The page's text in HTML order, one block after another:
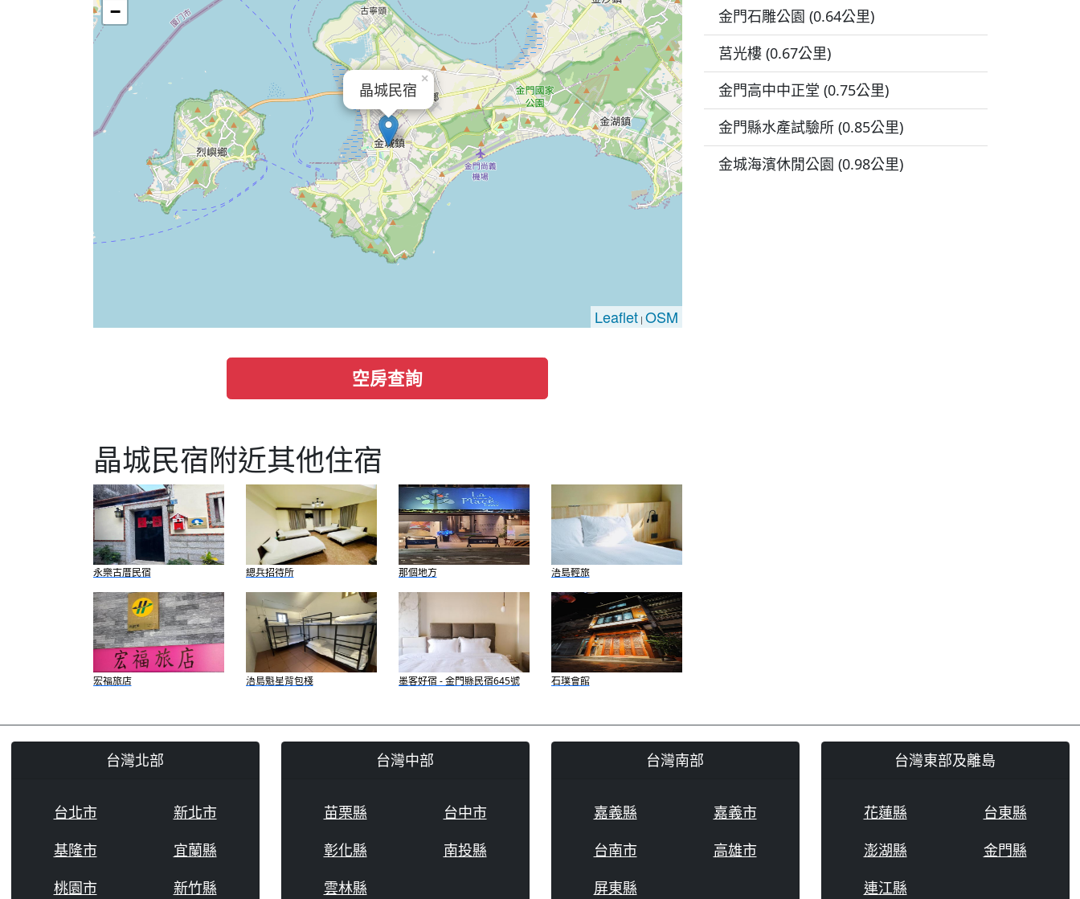
晶城民宿
×
−
Leaflet| OSM
空房查詢
晶城民宿附近其他住宿
永樂古厝民宿 總兵招待所 那個地方 浯島輕旅
宏福旅店 浯島魁星背包棧 墨客好宿 - 金門縣民宿645號 石璞會館
金門石雕公園 (0.64公里)
莒光樓 (0.67公里)
金門高中中正堂 (0.75公里)
金門縣水產試驗所 (0.85公里)
金城海濱休閒公園 (0.98公里)
台灣北部
台北市
新北市
基隆市
宜蘭縣
桃園市
新竹縣
台灣中部
苗栗縣
台中市
彰化縣
南投縣
雲林縣
台灣南部
嘉義縣
嘉義市
台南市
高雄市
屏東縣
台灣東部及離島
花蓮縣
台東縣
澎湖縣
金門縣
連江縣